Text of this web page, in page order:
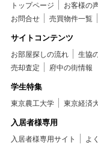
トップページ お客様の
お問合せ
売買物件一覧
サイトコンテンツ
お部屋探しの流れ 生協
売却査定
府中の街情報
学生特集
東京農工大学 東京経済
入居者様専用
入居者様専用サイト よ